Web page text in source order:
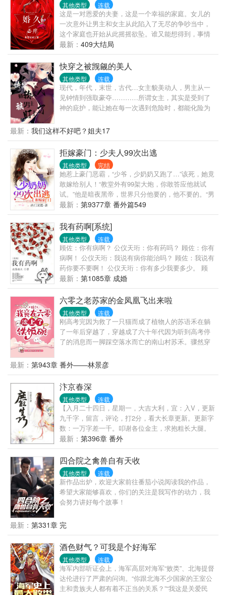
其他类型 连载
这是一对恩爱的夫妻，这是一个幸福的家庭。女儿的
一次意外让男主和女主从此陷入了无尽的争吵当中，
这个家庭也开始从此摇摇欲坠。谁又能想得到，事情
原来并不是那么简单，这竟然是早就已经设计好了的
一场惊天大阴谋。
最新： 409大结局
快穿之被觊觎的美人
其他类型 连载
现代，年代，末世，古代…女主貌美动人，男主从一
见钟情到强取豪夺…………所谓女主，其实是受到了
神的庇护，能让她在每一次遇到危险时，都能化险为
光环不在的女主，也就如普通人一般，甚至还会更加
危险。作为掌管万千世界女主命运的神女宁婉，在又
一次醉酒后，造成小世界女主，再次嗝屁在与男主相
遇前！没有女主气运加持的小世界摇摇欲坠。打完盹
的主神，得知此事，怒火直冲天灵盖！天罚后，宁婉
被罚至小世界，祸是她闯下的就由她去弥补。再次强
调不是女强文！！每一个小世界可看做独立故事。世
界一，禁欲总裁vs实习女大学生世界二，年代书记vs
身穿失忆女世界三，超市老板vs已婚女子世界四，
最新： 我们这样不好吧？姐夫17
拒嫁豪门：少夫人99次出逃
其他类型 完结
她惹上豪门恶霸，“少爷，少奶奶又跑了…”该死，她竟
敢嫁给别人！“教堂外有99架大炮，你敢答应他就试
试。”他是暗夜黑帝，世界只分他要的，他不要的。“男
人，你是我不要的！”她带球逃离，几年后领着“迷你
版”归来：“怪叔叔，不准欺负我妈咪！”“欺负她才有你
这个坏东西，不想添个弟弟？”
最新： 第9377章 番外篇549
我有药啊[系统]
其他类型 连载
顾佐：你有病啊？ 公仪天珩：你有药吗？ 顾佐：你有
病啊！ 公仪天珩：我说有病你能治吗？ 顾佐：我说有
药你要不要啊！ 公仪天珩：你有多少我要多少。 顾
佐：你要多少我有多少。 公仪天珩：那就都拿来吧。
顾佐：…… 简单地说，胆小怕死的受穿越后一直想尽
办法要活下去，他有个金手指叫做炼药系统，可惜没
有药材，升级不能；大陆上超级世家的长子嫡孙智商
超群却修炼天赋太差，可惜炼药师太难培养，不能只
为他一人服务，但可以调动的药材大把。两个人一个
有病，一个有药，于是，有病的包养了有药的，大家
都好。 【注意事项】： ①大长篇，升级流； ②世界
都是讲道理的人么么哒！
最新： 第1085章 成婚
六零之老苏家的金凤凰飞出来啦
其他类型 连载
刚高考完因为救了一只猫而成了植物人的苏语禾在躺
了一年后穿越了，穿越成了六十年代因为听到高考停
了的消息而一脚踩空落水而亡的南山村苏禾。骤然穿
纸，苏禾很不适应，但还要面临找工作的压力……
哎，她还是个孩子啊，还有她刚考上的大学啊，没
啦！！！……认清事实后，苏禾开始了在六十年代的
求生生涯，并且一不小心，竟然端上了铁饭碗，还把
整个老苏家都带起来了！不止活成了人人羡慕的样
子，还有了幸福的家庭，日子过得风生水起，在六七
十年代，活出了她想要的生活……
最新： 第943章 番外——林景彦
汴京春深
其他类型 连载
【入月二十四日，星期一，大吉大利，宜：入V，更新
九千字，留言，评论，打2分，看大长章更新。更新字
数：一万字差一千。叩谢各位金主，求抱粗长大腿。
【文案废的文案】：前世，王玞运气不好，死得太不
巧，差几天就能当上宰相夫人。今生，更加倒霉，魂
穿成了孟家讨人嫌的庶女，捧着一手烂牌，前夫某天
莫名其妙变成了表舅父，儿子变成了表哥........能生
巧，扬眉吐气，才不枉重生一世。女主不作不渣不傻
白甜，文尽量甜爽。人物谱系说明见第一章的作者有
话说。一个文案废剧透版文案遭到批评后修改的不剧
透版。嗯嗯嗯，我表示已经尽力了。本文还有好心人
告示】有存稿期间日更。每晚七点自动更新。如果手
庭日休息。特殊事件，微博、文案、评论区提前请
假。【作者解释】本文架空文，参考宋朝生活场景，
如考据党来指教，欢迎理性探讨，作者会虚心学习。
本文部分角色可能有历史原型。如和历史人物有雷
同，纯属巧合。请戳作者收藏，戳作者的名字，诚意
最新： 第396章 番外
四合院之禽兽自有天收
其他类型 连载
新作品出炉，欢迎大家前往番茄小说阅读我的作品，
希望大家能够喜欢，你们的关注是我写作的动力，我
会努力讲好每个故事！
最新： 第331章 完
酒色财气？可我是个好海军
其他类型 连载
海军内部听证会上，海军高层对海军“败类”、北海提督
达伦进行了严肃的问询。“你跟北海不少国家的王室公
主和贵族夫人都有着不正当的关系？”“我这是关爱民